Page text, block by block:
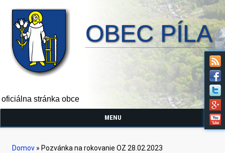
OBEC PÍLA
oficiálna stránka obce
MENU
Nachádzate sa tu
Domov » Pozvánka na rokovanie OZ 28.02.2023